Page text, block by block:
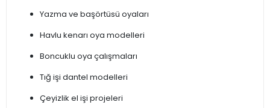
Yazma ve başörtüsü oyaları
Havlu kenarı oya modelleri
Boncuklu oya çalışmaları
Tığ işi dantel modelleri
Çeyizlik el işi projeleri